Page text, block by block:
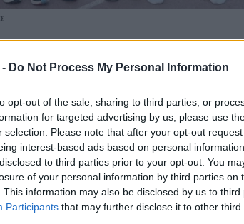
Do Not Process My Personal Information
opt-out of the sale, sharing to third parties, or
for targeted advertising by us, please use
selection. Please note that after your opt-out
interest-based ads based on personal
to third parties prior to your opt-out. You
of your personal information by third parties on
This information may also be disclosed by us to
Participants that may further disclose it to other third
το ξέρουμε όλοι, αφού είναι
αθλητών του, στα άλματα
Χρυσά Παγκόσμια, Ευρωπαϊκά
και Πανελλήνια.
όλοι, αφού είναι ο κορυφαίος
μήκος, τριπλούν), με Χρυσά Παγκόσμια,
και Πανελλήνια.
των δικών του αθλητών και αθλητριών και
προετοιμάζοντας το «δικό του team»